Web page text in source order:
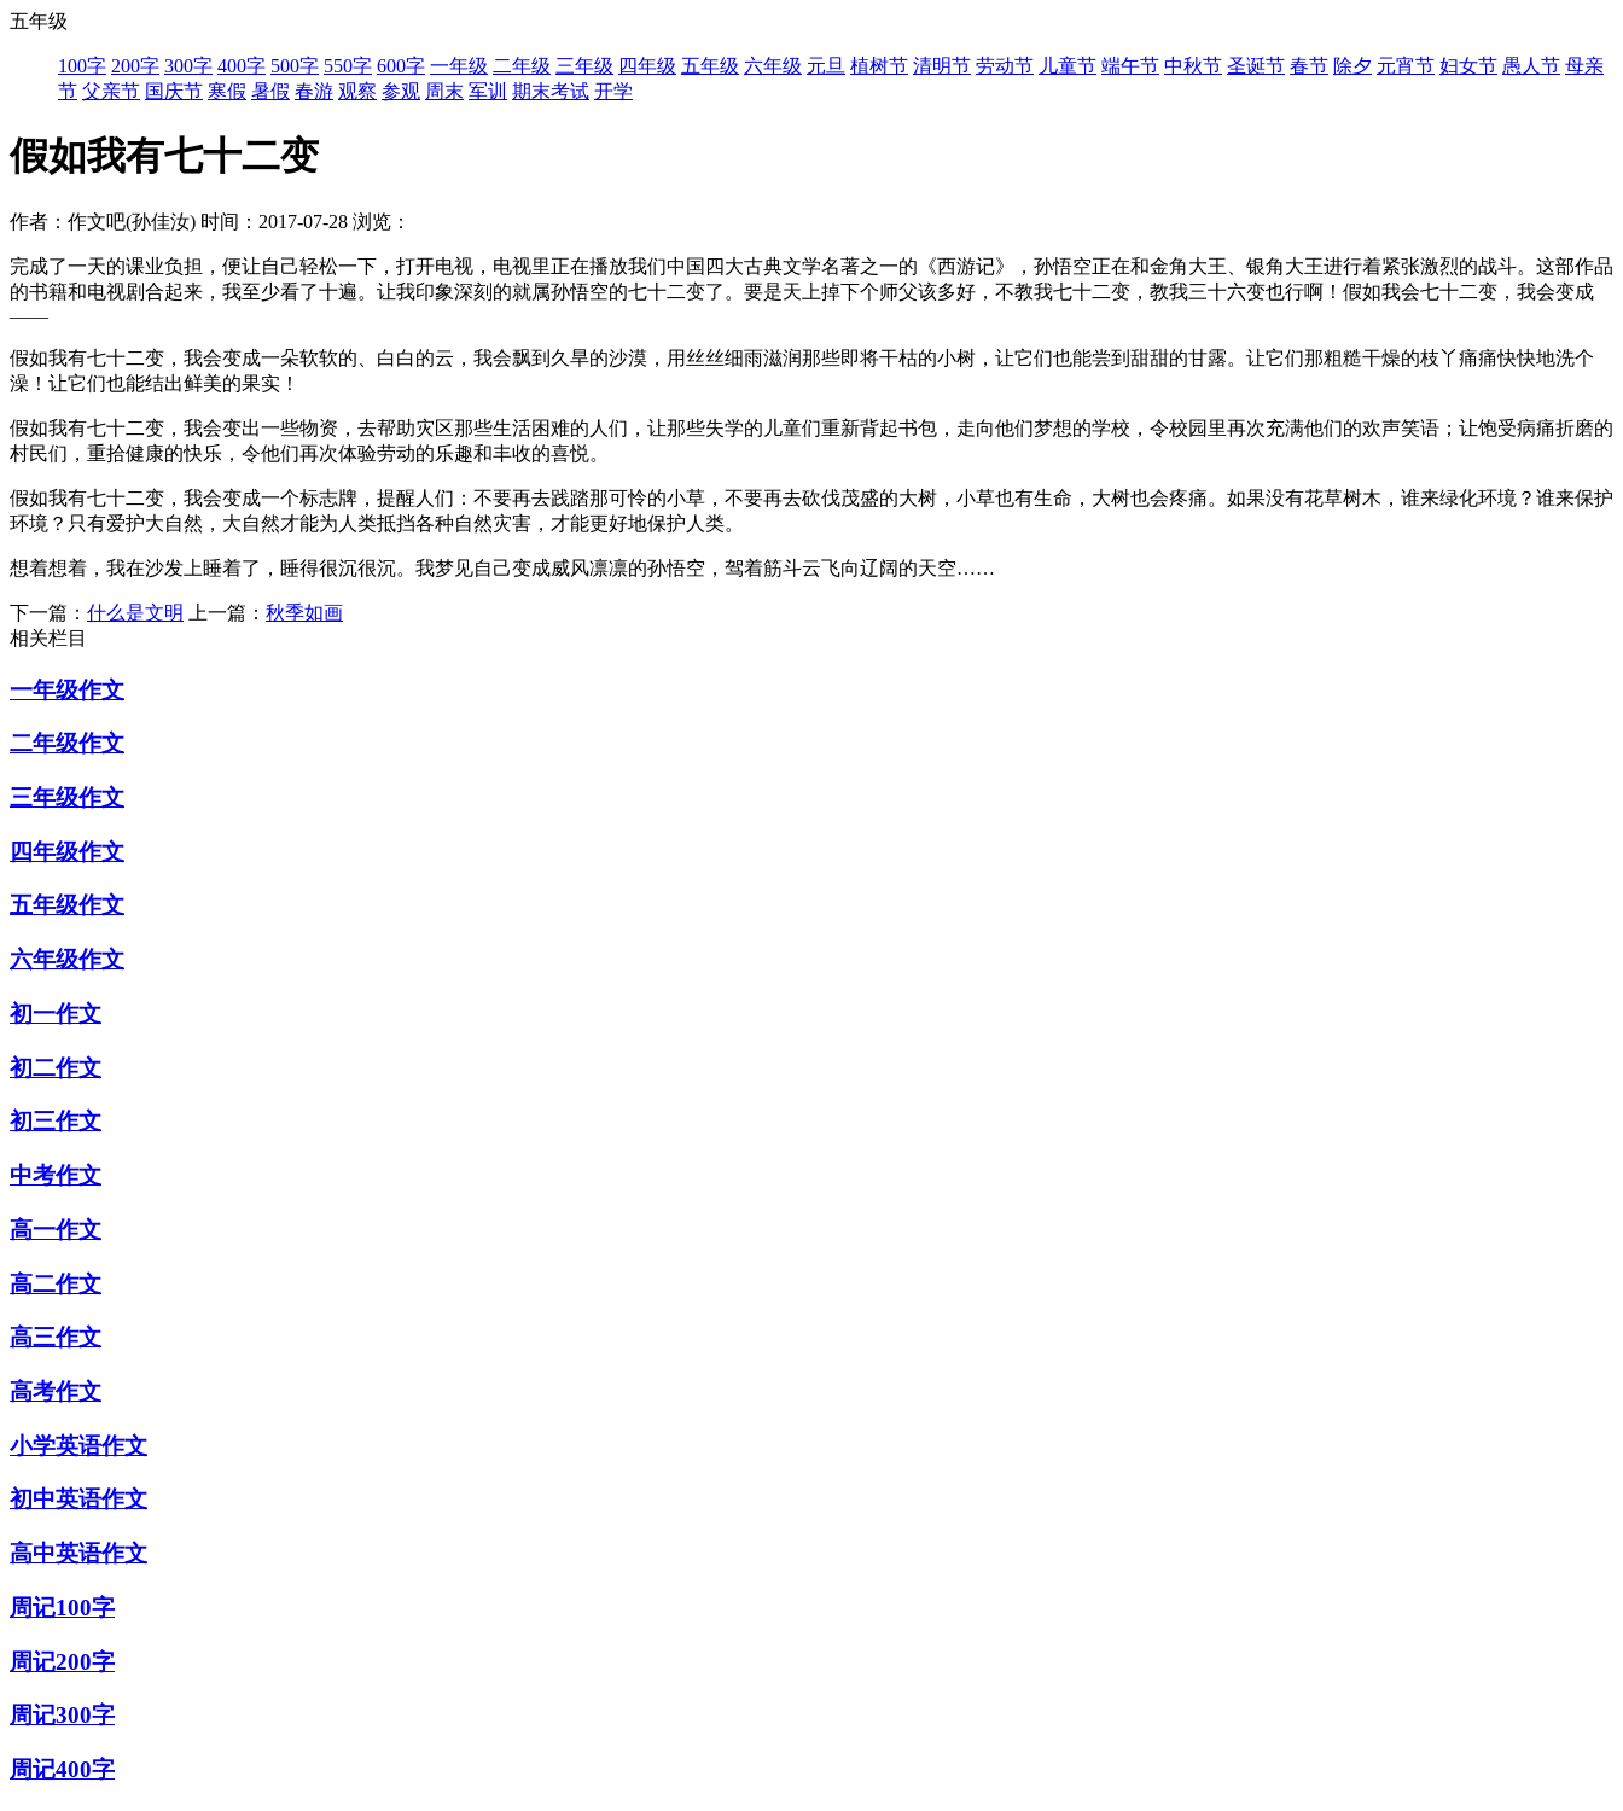
五年级
100字 200字 300字 400字 500字 550字 600字 一年级 二年级 三年级 四年级 五年级 六年级 元旦 植树节 清明节 劳动节 儿童节 端午节 中秋节 圣诞节 春节 除夕 元宵节 妇女节 愚人节 母亲
节 父亲节 国庆节 寒假 暑假 春游 观察 参观 周末 军训 期末考试 开学
假如我有七十二变
作者：作文吧(孙佳汝) 时间：2017-07-28 浏览：
完成了一天的课业负担，便让自己轻松一下，打开电视，电视里正在播放我们中国四大古典文学名著之一的《西游记》，孙悟空正在和金角大王、银角大王进行着紧张激烈的战斗。这部作品
的书籍和电视剧合起来，我至少看了十遍。让我印象深刻的就属孙悟空的七十二变了。要是天上掉下个师父该多好，不教我七十二变，教我三十六变也行啊！假如我会七十二变，我会变成
——
假如我有七十二变，我会变成一朵软软的、白白的云，我会飘到久旱的沙漠，用丝丝细雨滋润那些即将干枯的小树，让它们也能尝到甜甜的甘露。让它们那粗糙干燥的枝丫痛痛快快地洗个
澡！让它们也能结出鲜美的果实！
假如我有七十二变，我会变出一些物资，去帮助灾区那些生活困难的人们，让那些失学的儿童们重新背起书包，走向他们梦想的学校，令校园里再次充满他们的欢声笑语；让饱受病痛折磨的
村民们，重拾健康的快乐，令他们再次体验劳动的乐趣和丰收的喜悦。
假如我有七十二变，我会变成一个标志牌，提醒人们：不要再去践踏那可怜的小草，不要再去砍伐茂盛的大树，小草也有生命，大树也会疼痛。如果没有花草树木，谁来绿化环境？谁来保护
环境？只有爱护大自然，大自然才能为人类抵挡各种自然灾害，才能更好地保护人类。
想着想着，我在沙发上睡着了，睡得很沉很沉。我梦见自己变成威风凛凛的孙悟空，驾着筋斗云飞向辽阔的天空……
下一篇： 什么是文明 上一篇： 秋季如画
相关栏目
一年级作文
二年级作文
三年级作文
四年级作文
五年级作文
六年级作文
初一作文
初二作文
初三作文
中考作文
高一作文
高二作文
高三作文
高考作文
小学英语作文
初中英语作文
高中英语作文
周记100字
周记200字
周记300字
周记400字